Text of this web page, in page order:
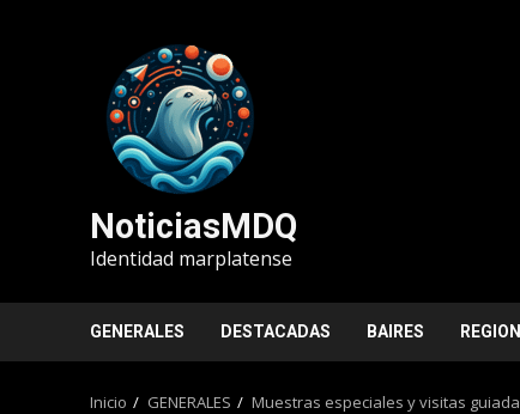
NoticiasMDQ
Identidad marplatense
GENERALES DESTACADAS BAIRES REGION
Inicio GENERALES Muestras especiales y visitas